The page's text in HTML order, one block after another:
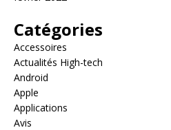
Catégories
Accessoires
Actualités High-tech
Android
Apple
Applications
Avis